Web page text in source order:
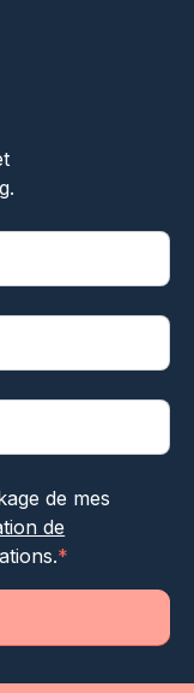
de mes
de
*